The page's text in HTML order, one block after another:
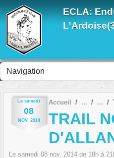
ECLA:
Le samedi
08
NOV. 2014
Accueil
TRAIL
Le samedi 08 nov. 2014 de 18h à
Panneau de gestion des cookies